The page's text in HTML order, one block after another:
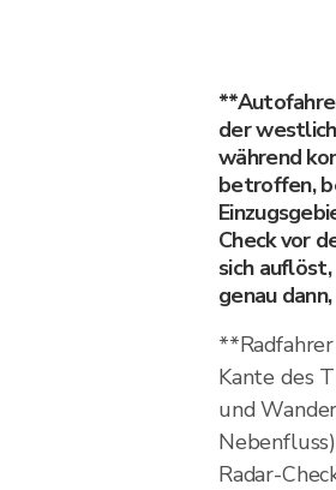
der
während
betroffen,
Check vor
sich
genau
Kante des
und
Radar-